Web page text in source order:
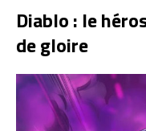
Diablo : le
de gloire